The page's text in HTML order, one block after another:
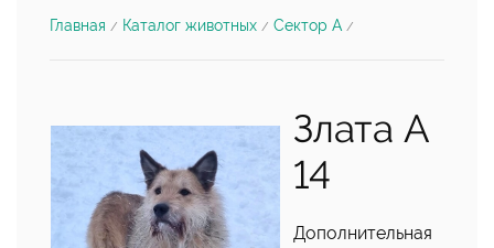
Главная / Каталог животных / Сектор А /
Злата А
14
Дополнительная